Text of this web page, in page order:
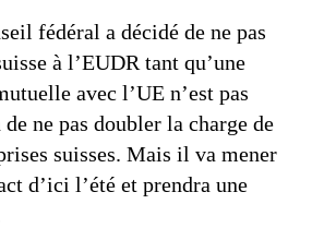
fédéral a décidé de ne pas
à l’EUDR tant qu’une
avec l’UE n’est pas
ne pas doubler la charge de
suisses. Mais il va mener
d’ici l’été et prendra une